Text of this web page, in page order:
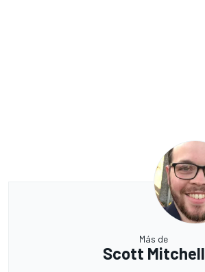
Más de
Scott Mitchell